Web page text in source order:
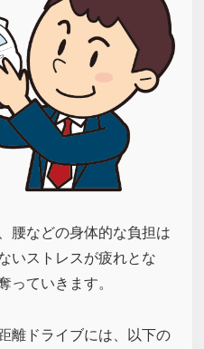
腰などの身体的な負担は
いストレスが疲れとな
っていきます。
離ドライブには、以下の